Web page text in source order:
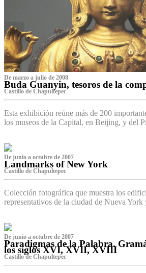
De marzo a julio de 2008
Buda Guanyin, tesoros de la
Castillo de Chapultepec
Esta exhibición reúne más de 200
los museos de la Capital, en Beijing, y del
De junio a octubre de 2007
Landmarks of New York
Castillo de Chapultepec
Colección fotográfica que muestra los
representativos de la ciudad de Nueva
De junio a octubre de 2007
Paradigmas de la Palabra.
los siglos XVI, XVII, XVIII
Castillo de Chapultepec